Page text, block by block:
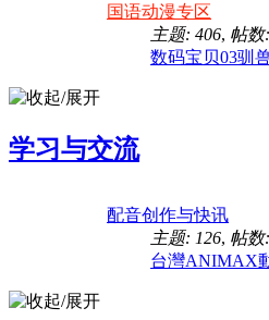
国语动漫专区
主题: 406, 帖数:
数码宝贝03驯
学习与交流
配音创作与快讯
主题: 126, 帖数
台灣ANIMAX